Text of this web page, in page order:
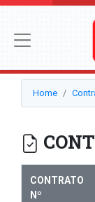
Home
CONTRATO
Nº